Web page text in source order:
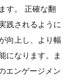
す。 正確な翻
践されるように
向上し、より幅
になります。ま
エンゲージメン